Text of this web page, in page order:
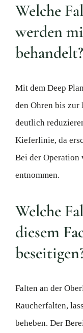
Welche
werden
behandelt?
Mit dem Deep
den Ohren bis
deutlich
Kieferlinie, da
Bei der Operation
entnommen.
Welche
diesem
Falten an der
Raucherfalten,
beheben. Der